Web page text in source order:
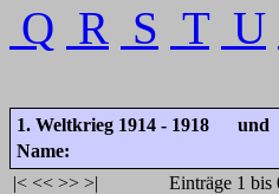
Q R S T U
1. Weltkrieg 1914 - 1918 und
Name:
|< << >> >| Einträge 1 bis